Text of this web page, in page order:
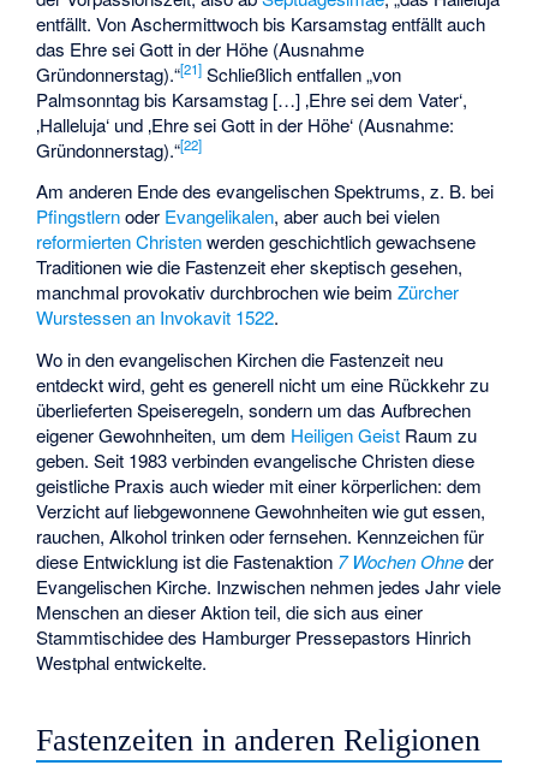
entfällt. Von Aschermittwoch bis Karsamstag entfällt auch
das Ehre sei Gott in der Höhe (Ausnahme
Gründonnerstag).“[21] Schließlich entfallen „von
Palmsonntag bis Karsamstag […] ‚Ehre sei dem Vater‘,
‚Halleluja‘ und ‚Ehre sei Gott in der Höhe‘ (Ausnahme:
Gründonnerstag).“[22]
Am anderen Ende des evangelischen Spektrums, z. B. bei
Pfingstlernoder Evangelikalen, aber auch bei vielen
reformierten Christenwerden geschichtlich gewachsene
Traditionen wie die Fastenzeit eher skeptisch gesehen,
manchmal provokativ durchbrochen wie beimZürcher
Wurstessen an Invokavit 1522.
Wo in den evangelischen Kirchen die Fastenzeit neu
entdeckt wird, geht es generell nicht um eine Rückkehr zu
überlieferten Speiseregeln, sondern um das Aufbrechen
eigener Gewohnheiten, um dem Heiligen Geist Raum zu
geben. Seit 1983 verbinden evangelische Christen diese
geistliche Praxis auch wieder mit einer körperlichen: dem
Verzicht auf liebgewonnene Gewohnheiten wie gut essen,
rauchen, Alkohol trinken oder fernsehen. Kennzeichen für
diese Entwicklung ist die Fastenaktion 7 Wochen Ohneder
Evangelischen Kirche. Inzwischen nehmen jedes Jahr viele
Menschen an dieser Aktion teil, die sich aus einer
Stammtischidee des Hamburger Pressepastors Hinrich
Westphal entwickelte.
Fastenzeiten in anderen Religionen